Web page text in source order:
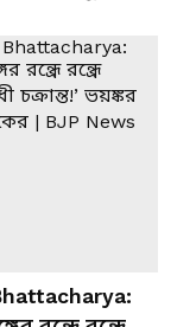
শুভেন্দু